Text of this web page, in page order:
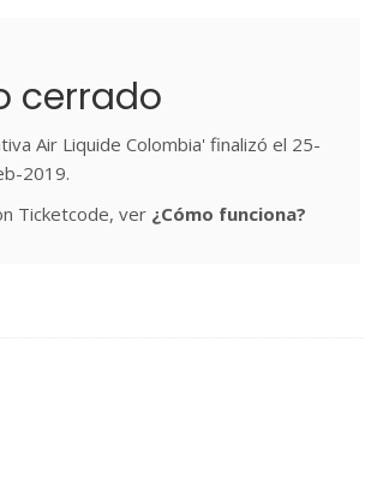
cerrado
Air Liquide Colombia' finalizó el 25-
2019.
Ticketcode, ver ¿Cómo funciona?